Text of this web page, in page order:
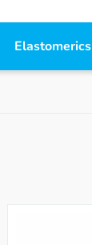
Elastomerics